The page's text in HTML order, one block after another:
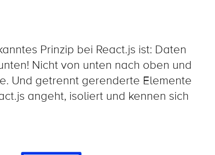
Prinzip bei React.js ist: Daten
Nicht von unten nach oben und
Und getrennt gerenderte Elemente
angeht, isoliert und kennen sich